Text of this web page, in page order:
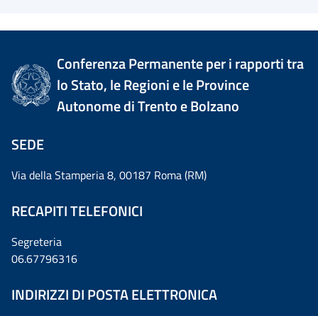
Conferenza Permanente per i rapporti tra
lo Stato, le Regioni e le Province
Autonome di Trento e Bolzano
SEDE
Via della Stamperia 8, 00187 Roma (RM)
RECAPITI TELEFONICI
Segreteria
06.67796316
INDIRIZZI DI POSTA ELETTRONICA